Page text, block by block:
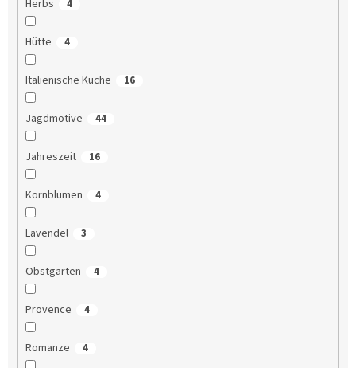
Herbs 4
Hütte 4
Italienische Küche 16
Jagdmotive 44
Jahreszeit 16
Kornblumen 4
Lavendel 3
Obstgarten 4
Provence 4
Romanze 4